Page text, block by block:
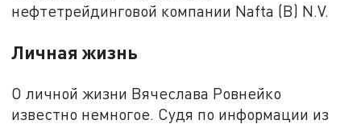
нефтетрейдинговой компании Nafta (B) N.V.
Личная жизнь
О личной жизни Вячеслава Ровнейко
известно немногое. Судя по информации из